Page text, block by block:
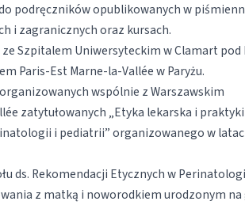
podręczników opublikowanych w
i zagranicznych oraz kursach.
Szpitalem Uniwersyteckim w Clamart pod
Paris-Est Marne-la-Vallée w Paryżu.
wspólnie z Warszawskim
zatytułowanych „Etyka lekarska i praktyki
i pediatrii” organizowanego w
ds. Rekomendacji Etycznych w
z matką i noworodkiem urodzonym